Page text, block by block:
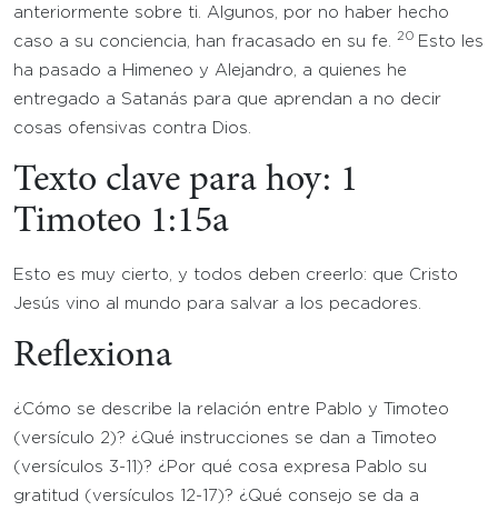
anteriormente sobre ti. Algunos, por no haber hecho
caso a su conciencia, han fracasado en su fe.
20 Esto les
ha pasado a Himeneo y Alejandro, a quienes he
entregado a Satanás para que aprendan a no decir
cosas ofensivas contra Dios.
Texto clave para hoy: 1
Timoteo 1:15a
Esto es muy cierto, y todos deben creerlo: que Cristo
Jesús vino al mundo para salvar a los pecadores.
Reflexiona
¿Cómo se describe la relación entre Pablo y Timoteo
(versículo 2)? ¿Qué instrucciones se dan a Timoteo
(versículos 3-11)? ¿Por qué cosa expresa Pablo su
gratitud (versículos 12-17)? ¿Qué consejo se da a